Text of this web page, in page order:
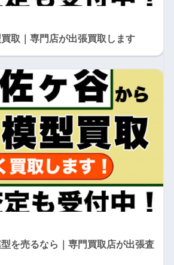
取｜専門店が出張買取します
を売るなら｜専門買取店が出張査